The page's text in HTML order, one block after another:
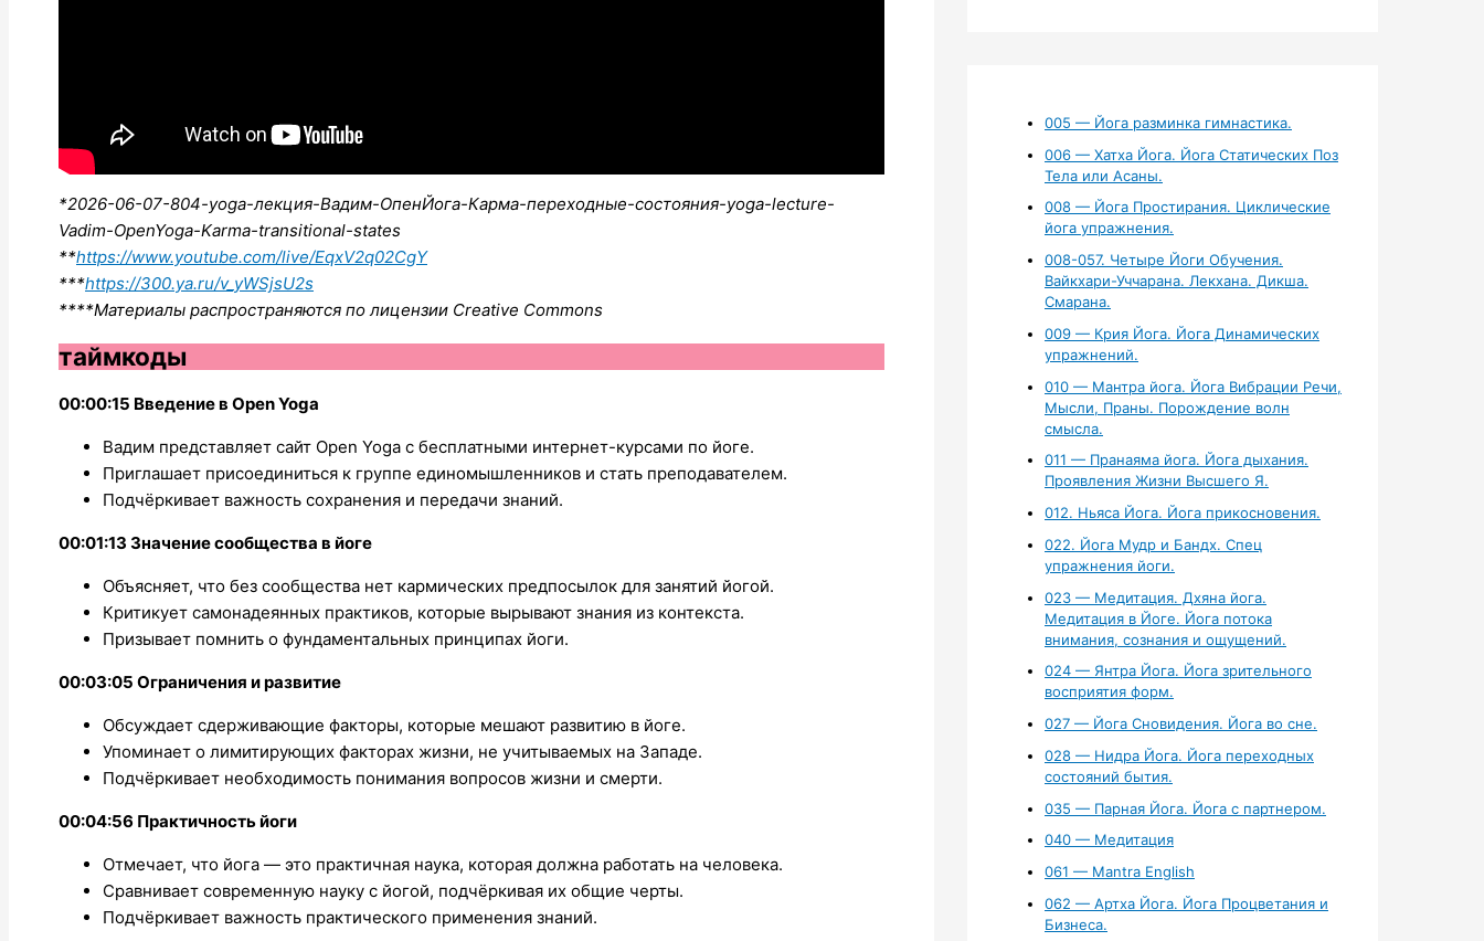
*2026-06-07-804-yoga-лекция-Вадим-ОпенЙога-Карма-переходные-состояния-yoga-lecture-
Vadim-OpenYoga-Karma-transitional-states
**https://www.youtube.com/live/EqxV2q02CgY
***https://300.ya.ru/v_yWSjsU2s
****Материалы распространяются по лицензии Creative Commons
таймкоды
00:00:15 Введение в Open Yoga
Вадим представляет сайт Open Yoga с бесплатными интернет-курсами по йоге.
Приглашает присоединиться к группе единомышленников и стать преподавателем.
Подчёркивает важность сохранения и передачи знаний.
00:01:13 Значение сообщества в йоге
Объясняет, что без сообщества нет кармических предпосылок для занятий йогой.
Критикует самонадеянных практиков, которые вырывают знания из контекста.
Призывает помнить о фундаментальных принципах йоги.
00:03:05 Ограничения и развитие
Обсуждает сдерживающие факторы, которые мешают развитию в йоге.
Упоминает о лимитирующих факторах жизни, не учитываемых на Западе.
Подчёркивает необходимость понимания вопросов жизни и смерти.
00:04:56 Практичность йоги
Отмечает, что йога — это практичная наука, которая должна работать на человека.
Сравнивает современную науку с йогой, подчёркивая их общие черты.
Подчёркивает важность практического применения знаний.
005 — Йога разминка гимнастика.
006 — Хатха Йога. Йога Статических Поз
Тела или Асаны.
008 — Йога Простирания. Циклические
йога упражнения.
008-057. Четыре Йоги Обучения.
Вайкхари-Уччарана. Лекхана. Дикша.
Смарана.
009 — Крия Йога. Йога Динамических
упражнений.
010 — Мантра йога. Йога Вибрации Речи,
Мысли, Праны. Порождение волн
смысла.
011 — Пранаяма йога. Йога дыхания.
Проявления Жизни Высшего Я.
012. Ньяса Йога. Йога прикосновения.
022. Йога Мудр и Бандх. Спец
упражнения йоги.
023 — Медитация. Дхяна йога.
Медитация в Йоге. Йога потока
внимания, сознания и ощущений.
024 — Янтра Йога. Йога зрительного
восприятия форм.
027 — Йога Сновидения. Йога во сне.
028 — Нидра Йога. Йога переходных
состояний бытия.
035 — Парная Йога. Йога с партнером.
040 — Медитация
061 — Mantra English
062 — Артха Йога. Йога Процветания и
Бизнеса.